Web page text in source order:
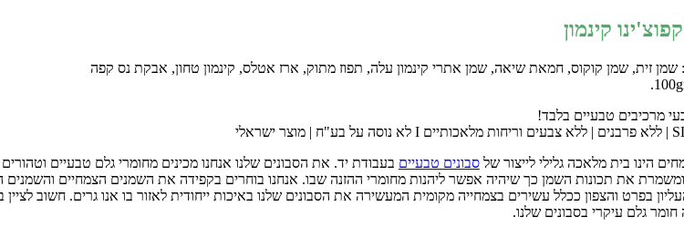
קינמון
שמן זית, שמן קוקוס, חמאת שיאה, שמן אתרי קינמון עלה, תפוז מתוק, ארז אטלס, קינמון טחון, אבקת נס קפה
מרכיבים טבעיים בלבד!
הינו בית מלאכה גלילי לייצור שלסבונים טבעיים בעבודת יד. את הסבונים שלנו אנחנו מכינים מחומרי גלם טבעיים
ומשמרת את תכונות השמן כך שיהיה אפשר ליהנות מחומרי ההזנה שבו. אנחנו בוחרים בקפידה את השמנים הצמחיים
בפרט והצפון ככלל עשירים בצמחייה מקומית המעשירה את הסבונים שלנו באיכות ייחודית לאזור בו אנו גרים. חשוב
חומר גלם עיקרי בסבונים שלנו.